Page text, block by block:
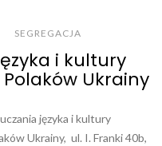
SEGREGACJA
i kultury
Ukrainy
języka i kultury
Ukrainy, ul. I. Franki 40b,